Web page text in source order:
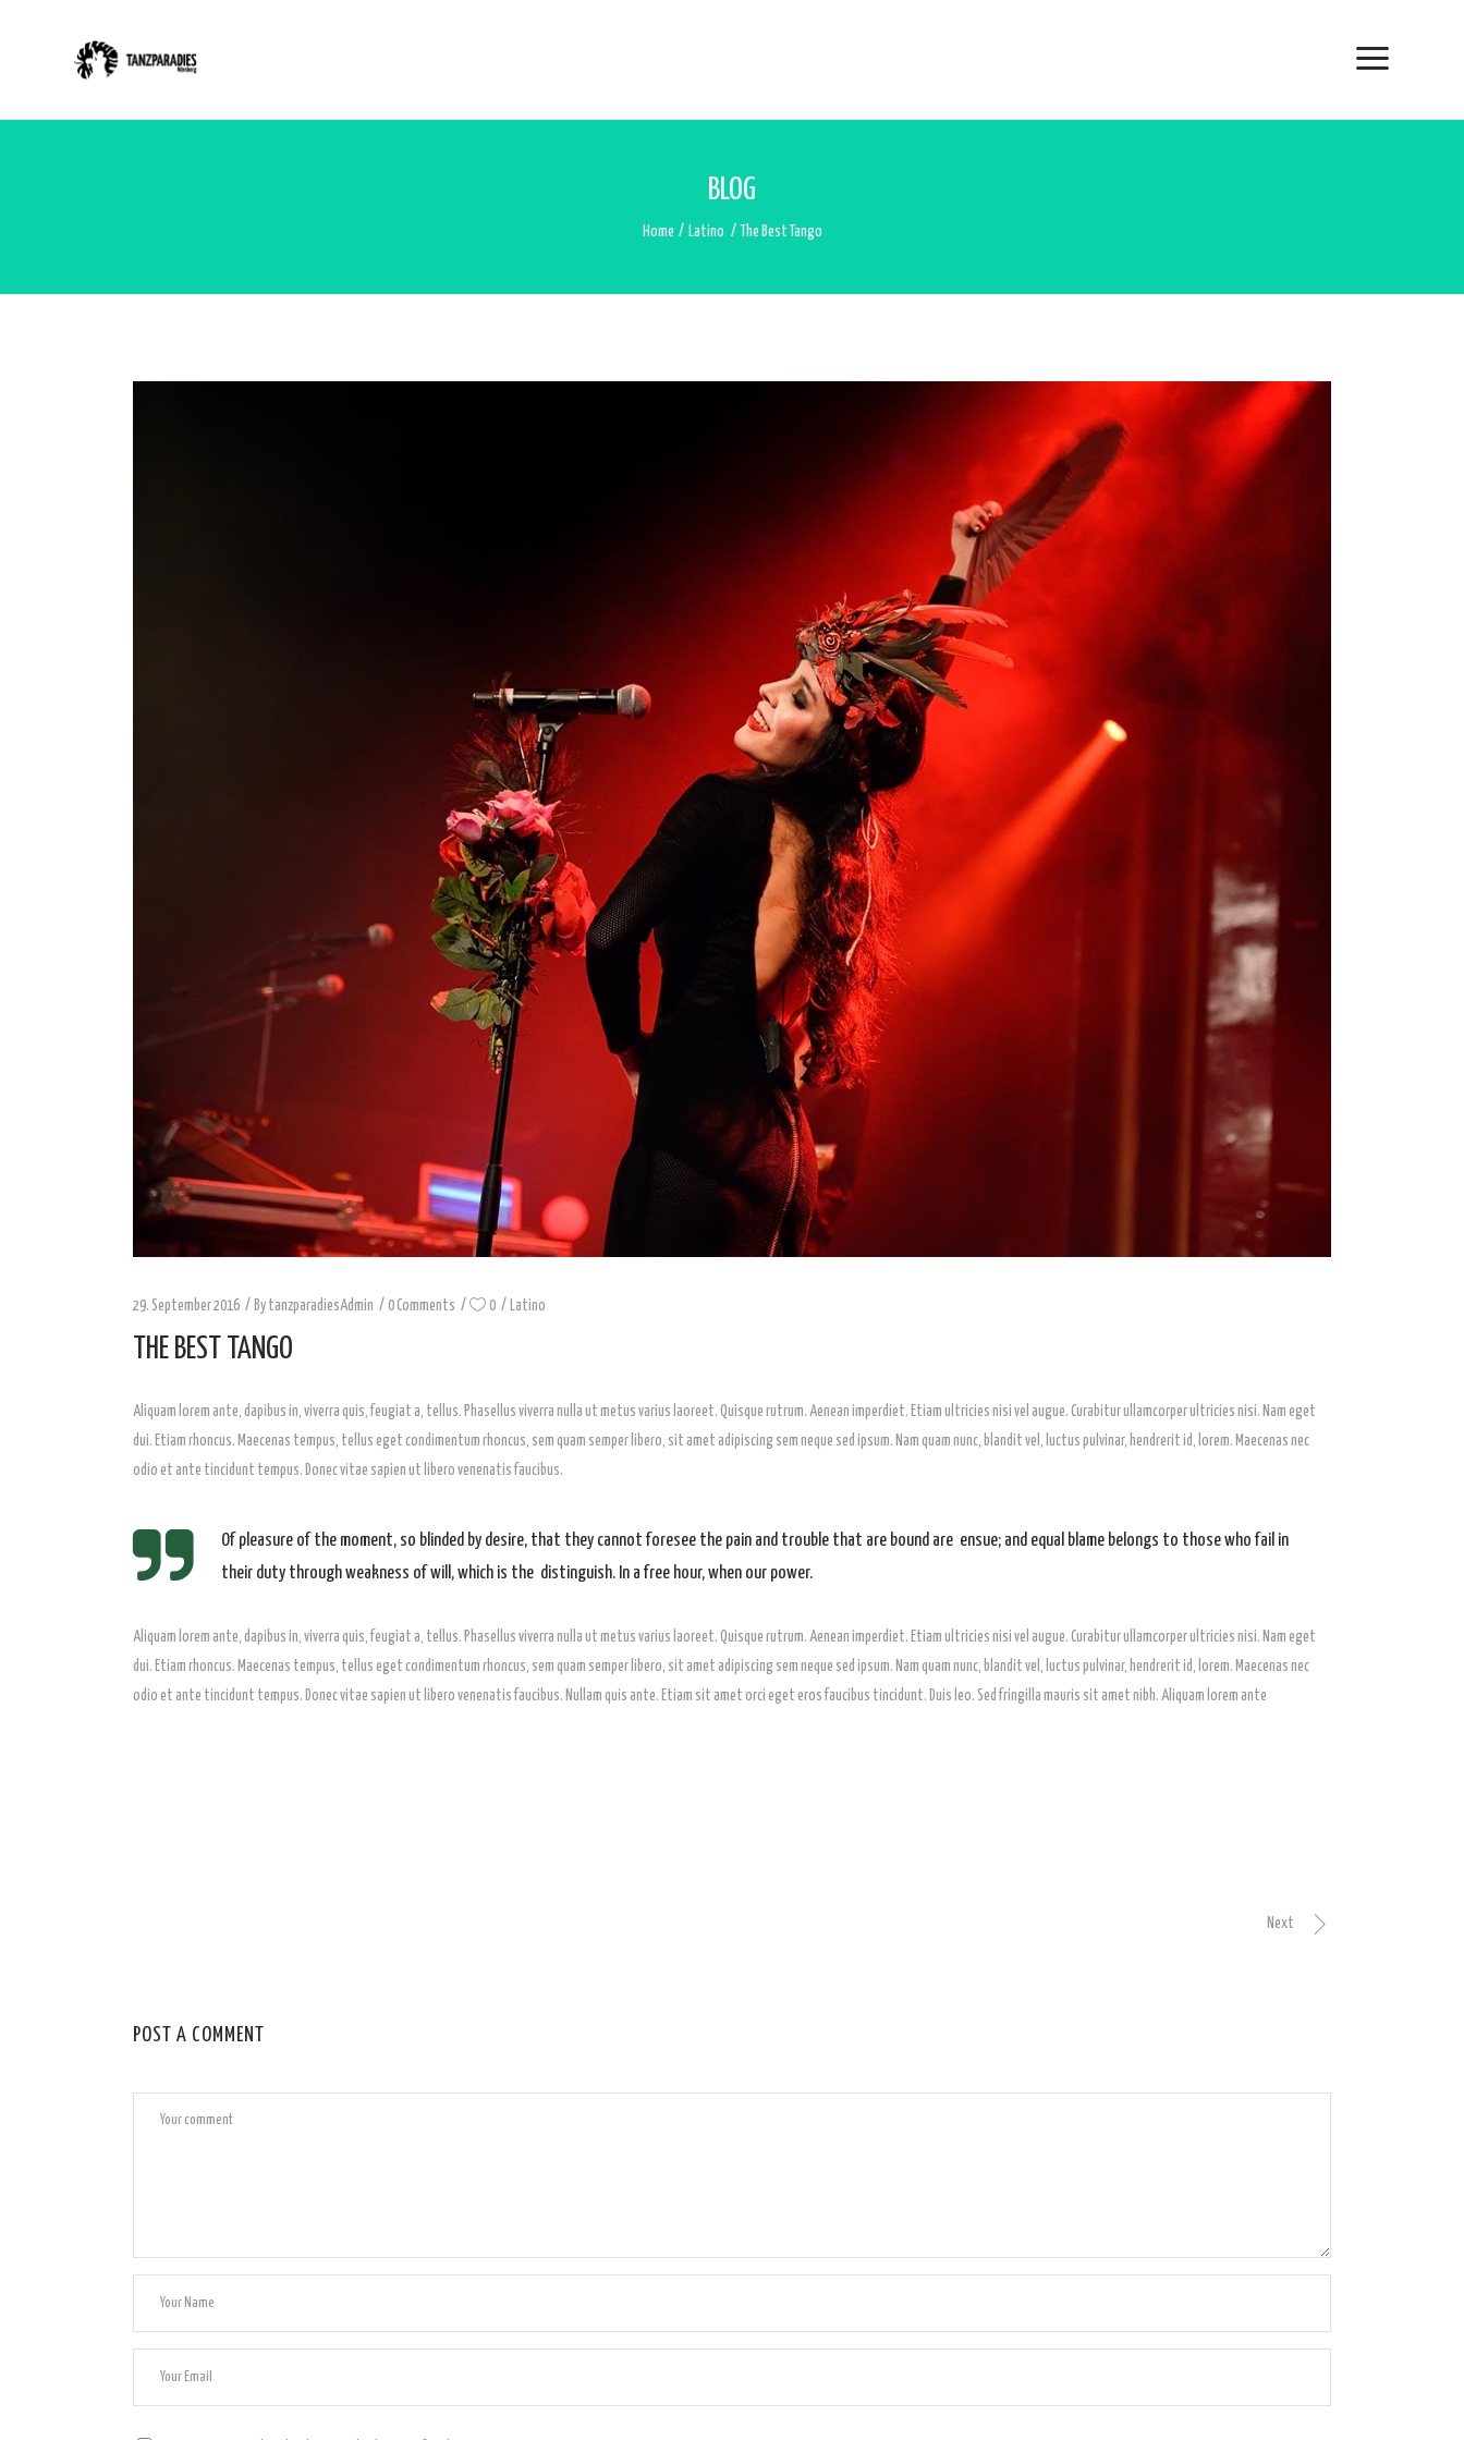
BLOG
Home / Latino / The Best Tango
29. September 2016 By tanzparadiesAdmin 0 Comments 0 Latino
THE BEST TANGO
Aliquam lorem ante, dapibus in, viverra quis, feugiat a, tellus. Phasellus viverra nulla ut metus varius laoreet. Quisque rutrum. Aenean imperdiet. Etiam ultricies nisi vel augue. Curabitur ullamcorper ultricies nisi. Nam eget
dui. Etiam rhoncus. Maecenas tempus, tellus eget condimentum rhoncus, sem quam semper libero, sit amet adipiscing sem neque sed ipsum. Nam quam nunc, blandit vel, luctus pulvinar, hendrerit id, lorem. Maecenas nec
odio et ante tincidunt tempus. Donec vitae sapien ut libero venenatis faucibus.
Of pleasure of the moment, so blinded by desire, that they cannot foresee the pain and trouble that are bound are ensue; and equal blame belongs to those who fail in
their duty through weakness of will, which is the distinguish. In a free hour, when our power.
Aliquam lorem ante, dapibus in, viverra quis, feugiat a, tellus. Phasellus viverra nulla ut metus varius laoreet. Quisque rutrum. Aenean imperdiet. Etiam ultricies nisi vel augue. Curabitur ullamcorper ultricies nisi. Nam eget
dui. Etiam rhoncus. Maecenas tempus, tellus eget condimentum rhoncus, sem quam semper libero, sit amet adipiscing sem neque sed ipsum. Nam quam nunc, blandit vel, luctus pulvinar, hendrerit id, lorem. Maecenas nec
odio et ante tincidunt tempus. Donec vitae sapien ut libero venenatis faucibus. Nullam quis ante. Etiam sit amet orci eget eros faucibus tincidunt. Duis leo. Sed fringilla mauris sit amet nibh. Aliquam lorem ante
Next
POST A COMMENT